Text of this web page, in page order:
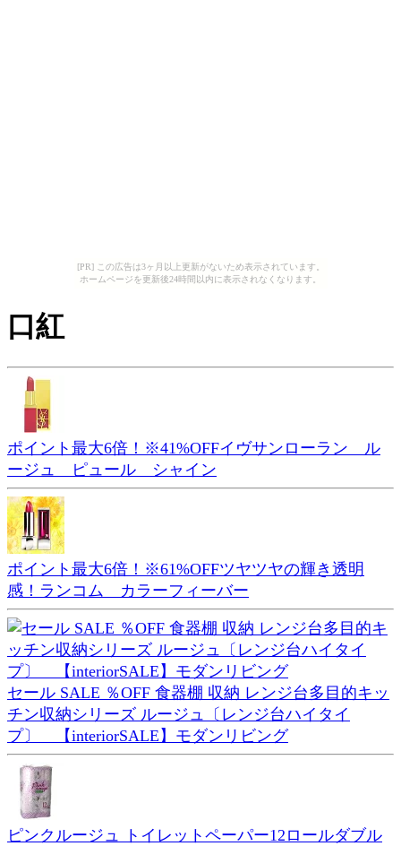
[PR] この広告は3ヶ月以上更新がないため表示されています。
ホームページを更新後24時間以内に表示されなくなります。
口紅
ポイント最大6倍！※41%OFFイヴサンローラン ル
ージュ ピュール シャイン
ポイント最大6倍！※61%OFFツヤツヤの輝き透明
感！ランコム カラーフィーバー
セール SALE ％OFF 食器棚 収納 レンジ台多目的キッ
チン収納シリーズ ルージュ〔レンジ台ハイタイ
プ〕 【interiorSALE】モダンリビング
ピンクルージュ トイレットペーパー12ロールダブル